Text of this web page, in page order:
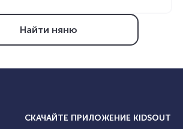
Найти няню
СКАЧАЙТЕ ПРИЛОЖЕНИЕ KIDSOUT